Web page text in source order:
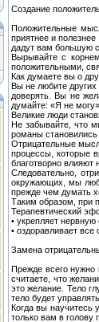
Создание
Положительные
приятнее и
дадут вам большую
Вырывайте с
положительными,
Как думаете вы о
Вы не любите
доверять. Вы не
думайте: «Я не
Великие люди
Не забывайте, что
романы становились
Отрицательные
процессы, которые
благотворно влияют
Следовательно,
окружающих, мы
прежде чем думать
Таким образом, при
Терапевтический
• укрепляет нервную
• оздоравливает все
Замена
Прежде всего нужно
считаете, что
это желание. Тело
тело будет
Когда вы научитесь
только вам в голову